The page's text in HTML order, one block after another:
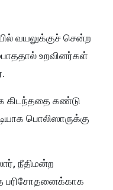
வயலுக்குச் சென்ற
உறவினர்கள்
கிடந்ததை கண்டு
பொலிஸாருக்கு
நீதிமன்ற
பரிசோதனைக்காக